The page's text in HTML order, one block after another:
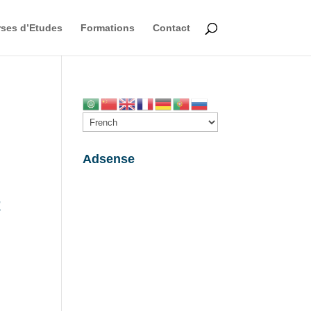
d’Etudes Formations Contact
Adsense